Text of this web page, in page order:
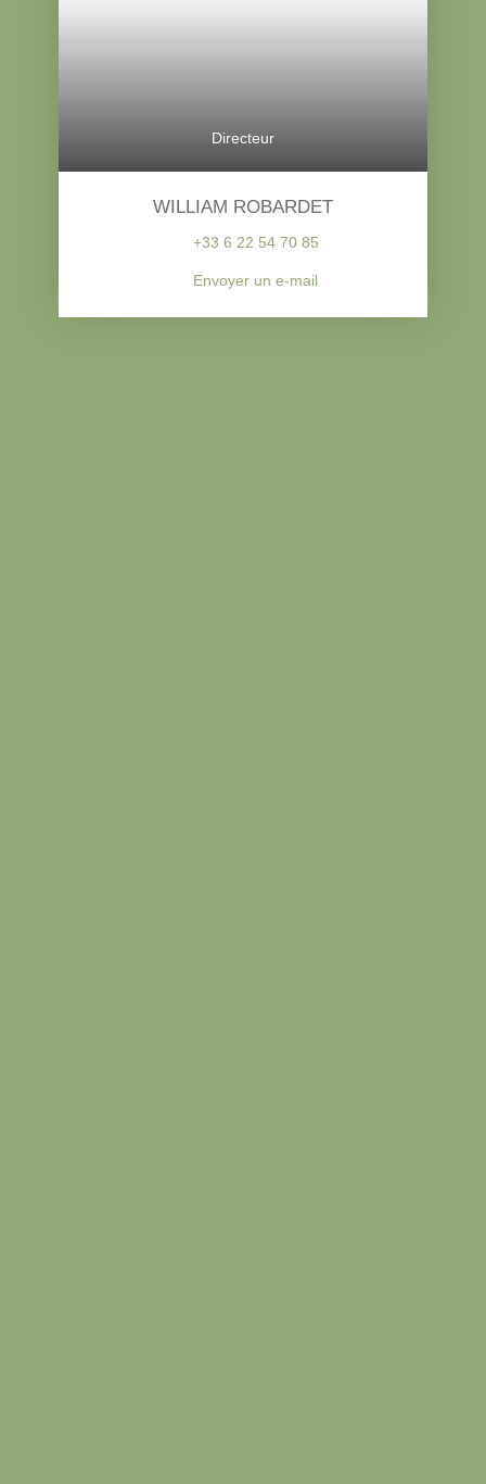
Directeur
WILLIAM ROBARDET
+33 6 22 54 70 85
Envoyer un e-mail